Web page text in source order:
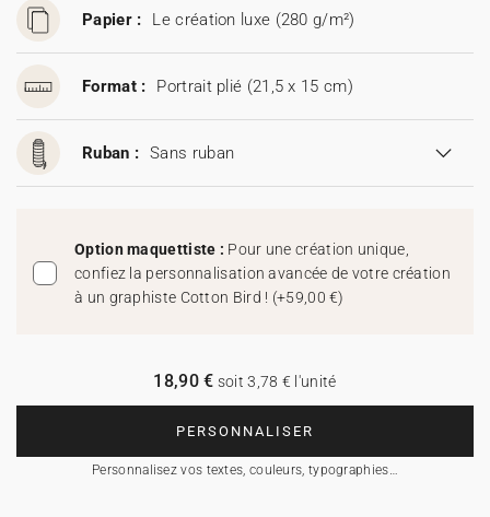
Papier : Le création luxe (280 g/m²)
Format : Portrait plié (21,5 x 15 cm)
Ruban : Sans ruban
Option maquettiste : Pour une création unique,
confiez la personnalisation avancée de votre création
à un graphiste Cotton Bird ! (+59,00 €)
PERSONNALISER
Personnalisez vos textes, couleurs, typographies…
18,90 € soit 3,78 € l'unité